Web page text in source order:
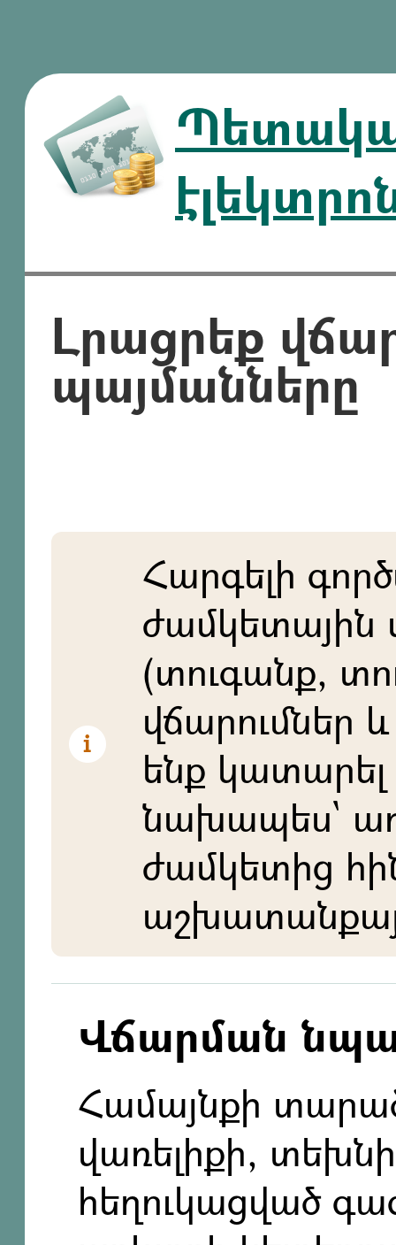
Լրացրեք
պայմանները
Հարգելի
ժամկետային
(տուգանք,
վճարումներ
ենք կատարել
նախապես`
ժամկետից
Վճարման
Համայնքի
վառելիքի,
հեղուկացված